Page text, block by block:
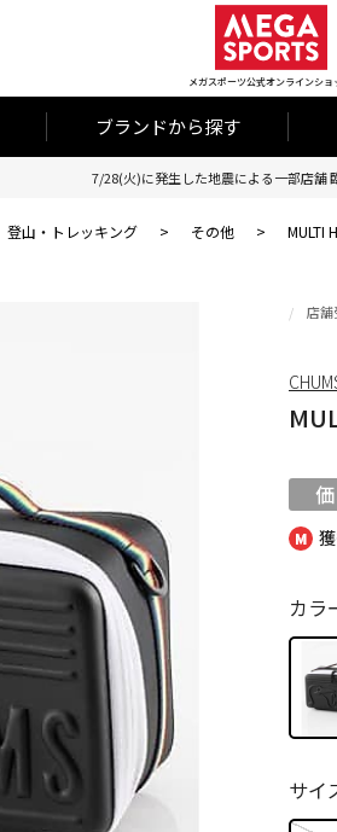
メガスポーツ公式オンラインショ
ブランドから探す
7/28(火)に発生した地震による一部店舗
登山・トレッキング > その他 > MULTI
店舗
カラ
サイ